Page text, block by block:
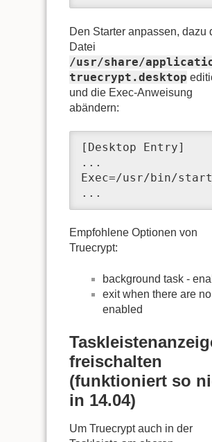
Den Starter anpassen, dazu
Datei
/usr/share/
truecrypt.desktop
und die Exec-Anweisung
abändern:
[Desktop Entry]
...
Exec=/usr/bin/
...
Empfohlene Optionen von
Truecrypt:
background task -
exit when there are
enabled
freischalten
(funktioniert so
in 14.04)
Um Truecrypt auch in der